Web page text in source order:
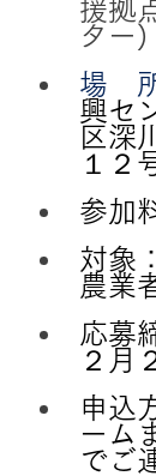
援拠
ター)
場　
興セ
区深
１２
参加
対象
農業
応募
２月
申込
ーム
でご